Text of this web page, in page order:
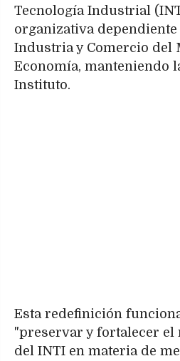
Tecnología Industrial
organizativa dependiente
Industria y Comercio del
Economía, manteniendo
Instituto.
Esta redefinición
"preservar y fortalecer el
del INTI en materia de